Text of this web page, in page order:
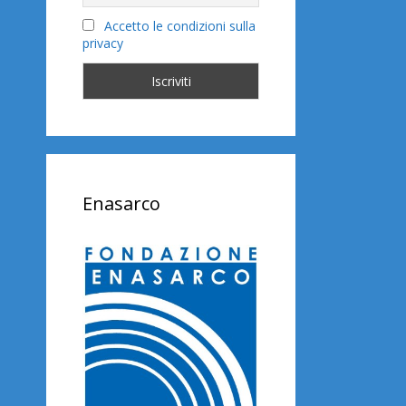
Accetto le condizioni sulla
privacy
Enasarco